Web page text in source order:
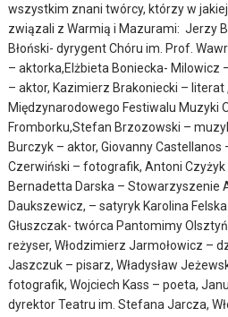
wszystkim znani twórcy, którzy w
związali z Warmią i Mazurami: Jerzy
Błoński- dyrygent Chóru im. Prof.
– aktorka,Elżbieta Boniecka- Milowicz
– aktor, Kazimierz Brakoniecki –
Międzynarodowego Festiwalu Muzyki
Fromborku,Stefan Brzozowski –
Burczyk – aktor, Giovanny Castellanos
Czerwiński – fotografik, Antoni
Bernadetta Darska – Stowarzyszenie
Daukszewicz, – satyryk Karolina
Głuszczak- twórca Pantomimy
reżyser, Włodzimierz Jarmołowicz –
Jaszczuk – pisarz, Władysław
fotografik, Wojciech Kass – poeta,
dyrektor Teatru im. Stefana Jarcza,